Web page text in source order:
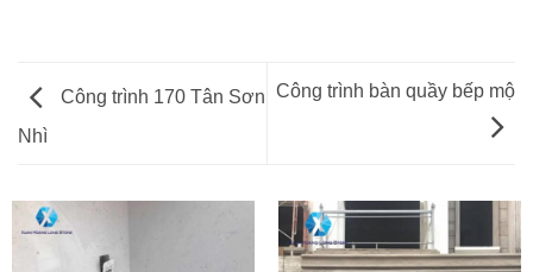
Công trình 170 Tân Sơn
Nhì
Công trình bàn quầy bếp mộ